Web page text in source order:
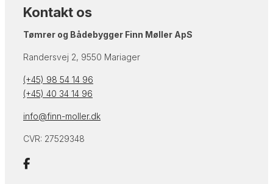
Kontakt os
Tømrer og Bådebygger Finn Møller ApS
Randersvej 2, 9550 Mariager
(+45) 98 54 14 96
(+45) 40 34 14 96
info@finn-moller.dk
CVR: 27529348